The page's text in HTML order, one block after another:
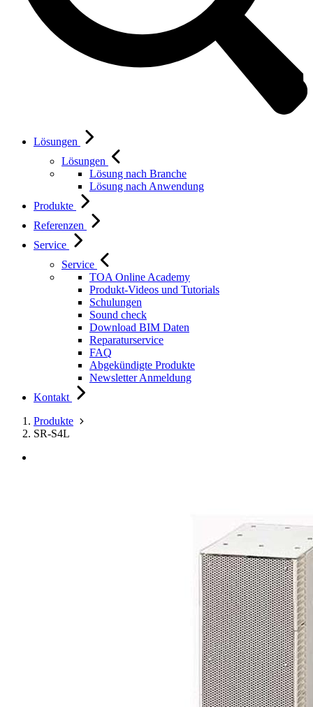
Lösungen
Lösungen
Lösung nach Branche
Lösung nach Anwendung
Produkte
Referenzen
Service
Service
TOA Online Academy
Produkt-Videos und Tutorials
Schulungen
Sound check
Download BIM Daten
Reparaturservice
FAQ
Abgekündigte Produkte
Newsletter Anmeldung
Kontakt
Produkte
SR-S4L